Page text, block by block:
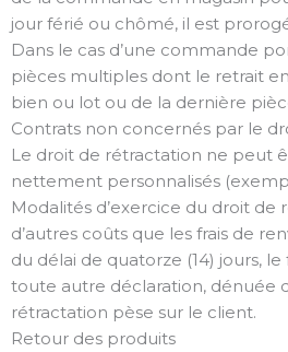
jour férié ou chômé, il est
Dans le cas d’une commande
pièces multiples dont le retrait
bien ou lot ou de la dernière
Contrats non concernés par le
Le droit de rétractation ne peut
nettement personnalisés
Modalités d’exercice du droit
d’autres coûts que les frais de
du délai de quatorze (14) jours,
toute autre déclaration, dénuée
rétractation pèse sur le client.
Retour des produits